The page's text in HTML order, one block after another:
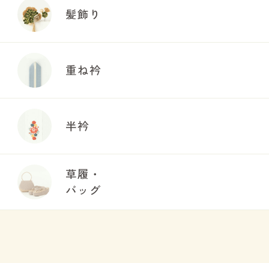
髪飾り
重ね衿
半衿
草履・
バッグ